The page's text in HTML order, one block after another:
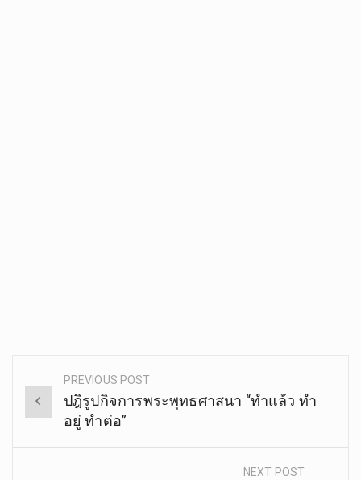
Post
navigation
PREVIOUS POST
ปฎิรูปกิจการพระพุทธศาสนา “ทำแล้ว ทำ
อยู่ ทำต่อ”
NEXT POST